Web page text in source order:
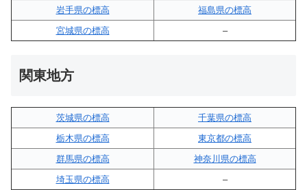
岩手県の標高
福島県の標高
宮城県の標高
–
関東地方
茨城県の標高
千葉県の標高
栃木県の標高
東京都の標高
群馬県の標高
神奈川県の標高
埼玉県の標高
–